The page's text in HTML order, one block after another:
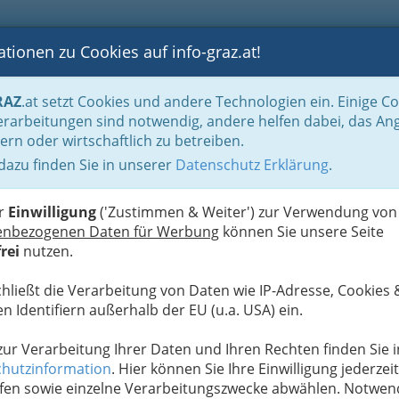
BLOGS FOTOS GASTRONOMIE BRANCHEN
zu Cookies auf info-graz.at!
.at setzt Cookies und andere Technologien ein. Einige
sind notwendig, andere helfen dabei, das
oder wirtschaftlich zu betreiben.
finden Sie in unserer Datenschutz Erklärung.
Einwilligung('Zustimmen & Weiter') zur Verwendung von
Daten für Werbung können Sie unsere Seite
nutzen.
die Verarbeitung von Daten wie IP-Adresse, Cookies
Identifiern außerhalb der EU (u.a. USA) ein.
Verarbeitung Ihrer Daten und Ihren Rechten finden Sie
. Hier können Sie Ihre Einwilligung jederzeit
sowie einzelne Verarbeitungszwecke abwählen.
für viele Reisebüros für die Flitterwochen